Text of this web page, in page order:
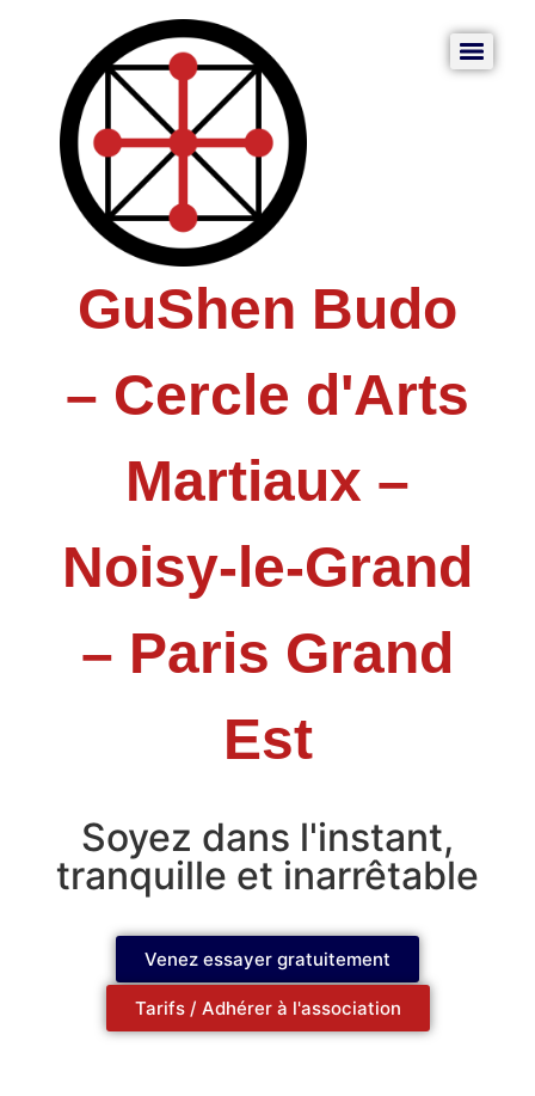
GuShen Budo
– Cercle d'Arts
Martiaux –
Noisy-le-Grand
– Paris Grand
Est
Soyez dans l'instant,
tranquille et inarrêtable
Venez essayer gratuitement
Tarifs / Adhérer à l'association